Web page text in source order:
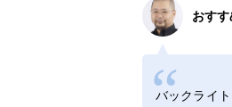
おす
バックライ